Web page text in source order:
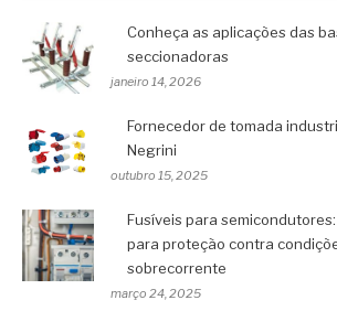
Conheça as aplicações das
seccionadoras
janeiro 14, 2026
Fornecedor de tomada
Negrini
outubro 15, 2025
Fusíveis para
para proteção contra
sobrecorrente
março 24, 2025